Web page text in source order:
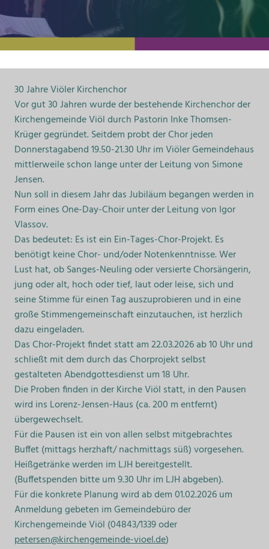
30 Jahre Viöler Kirchenchor
Vor gut 30 Jahren wurde der bestehende Kirchenchor der
Kirchengemeinde Viöl durch Pastorin Inke Thomsen-
Krüger gegründet. Seitdem probt der Chor jeden
Donnerstagabend 19.50-21.30 Uhr im Viöler Gemeindehaus
mittlerweile schon lange unter der Leitung von Simone
Jensen.
Nun soll in diesem Jahr das Jubiläum begangen werden in
Form eines One-Day-Choir unter der Leitung von Igor
Vlassov.
Das bedeutet: Es ist ein Ein-Tages-Chor-Projekt. Es
benötigt keine Chor- und/oder Notenkenntnisse. Wer
Lust hat, ob Sanges-Neuling oder versierte Chorsängerin,
jung oder alt, hoch oder tief, laut oder leise, sich und
seine Stimme für einen Tag auszuprobieren und in eine
große Stimmengemeinschaft einzutauchen, ist herzlich
dazu eingeladen.
Das Chor-Projekt findet statt am 22.03.2026 ab 10 Uhr und
schließt mit dem durch das Chorprojekt selbst
gestalteten Abendgottesdienst um 18 Uhr.
Die Proben finden in der Kirche Viöl statt, in den Pausen
wird ins Lorenz-Jensen-Haus (ca. 200 m entfernt)
übergewechselt.
Für die Pausen ist ein von allen selbst mitgebrachtes
Buffet (mittags herzhaft/ nachmittags süß) vorgesehen.
Heißgetränke werden im LJH bereitgestellt.
(Buffetspenden bitte um 9.30 Uhr im LJH abgeben).
Für die konkrete Planung wird ab dem 01.02.2026 um
Anmeldung gebeten im Gemeindebüro der
Kirchengemeinde Viöl (04843/1339 oder
petersen@kirchengemeinde-vioel.de)